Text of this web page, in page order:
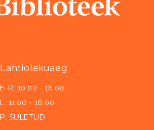
Lahtiolekuaeg
E-R: 10.00 - 18.00
L: 11.00 - 16.00
P: SULETUD